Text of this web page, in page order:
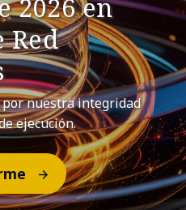
2026 en
Red
por nuestra integridad
ejecución.